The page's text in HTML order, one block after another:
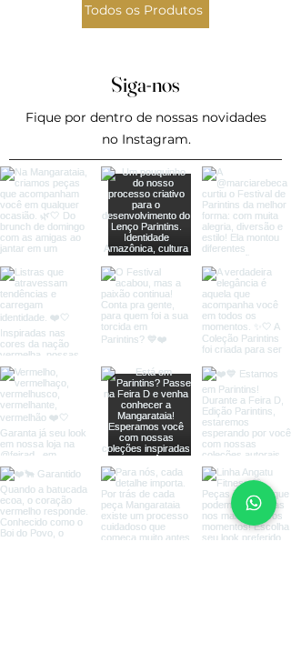
Todos os Produtos
Siga-nos
Fique por dentro de nossas novidades
no Instagram.